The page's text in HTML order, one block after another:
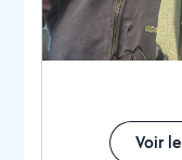
Voir